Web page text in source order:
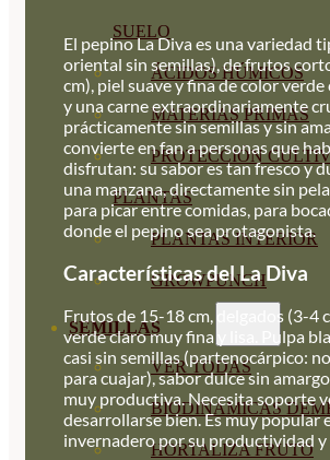
SUELO
ÁCIDOS HÚMICOS
MATERIAS PRIMAS
PROTECCIÓN
PLANTAS
PLANTAS INTERIOR
GROWPUNCH
SEMILLAS
VER TODAS
BIODINÁMICAS
HORTALIZA FRUTO
El pepino La Diva es una variedad
oriental sin semillas), de frutos
cm), piel suave y fina de color
y una carne extraordinariamente
prácticamente sin semillas y sin
convierte en fan a personas que
disfrutan: su sabor es tan fresco y
una manzana, directamente sin
para picar entre comidas, para
donde el pepino sea protagonista.
Características del La Diva
Frutos de 15-18 cm, delgados (3-4
verde claro muy fina y lisa. Pulpa
casi sin semillas (partenocárpico:
para cuajar), sabor dulce sin
muy productiva. Necesita soporte
desarrollarse bien. Es muy popular
invernadero por su productividad y